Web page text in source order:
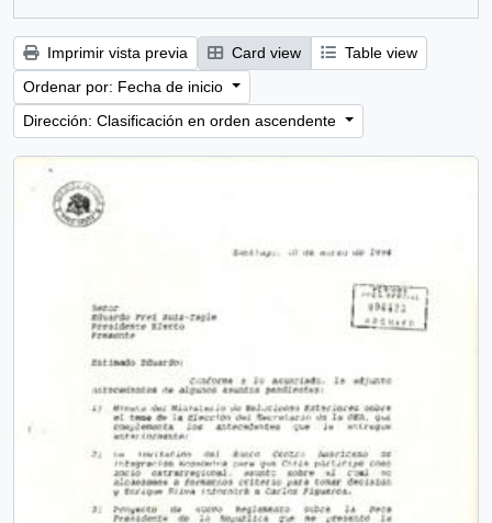
Imprimir vista previa Card view
Table view
Ordenar por: Fecha de inicio
Dirección: Clasificación en orden ascendente